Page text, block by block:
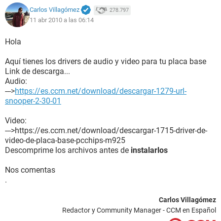
Monitor:
Tarjeta gráfica NVIDIA GeForce FX 5200 (128 MB)
Acelerador 3D nVIDIA GeForce FX 5200
Tarjeta de sonido VIA AC'97 Enhanced Audio Controller
Almacenamiento:
Disquetera de 3 1/2 Unidad de disquete
Disco duro WDC WD800BB-00FJA0
Particiones:
C: (NTFS) 38154 MB (34901 MB libre)
D: (NTFS) 38154 MB (6500 MB libre)
Dispositivos de entrada:
Teclado Teclado estándar de 101/102 teclas o Microsoft
Carlos Villagómez 278.797
11 abr 2010 a las 06:14
Hola
Aquí tienes los drivers de audio y video para tu placa base
Link de descarga...
Audio:
--->https://es.ccm.net/download/descargar-1279-url-
snooper-2-30-01
Video:
--->https://es.ccm.net/download/descargar-1715-driver-de-
video-de-placa-base-pcchips-m925
Descomprime los archivos antes de instalarlos
Nos comentas
.
Carlos Villagómez
Redactor y Community Manager - CCM en Español